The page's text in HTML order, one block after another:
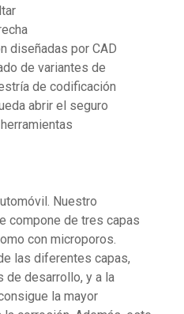
diseñadas por CAD
de variantes de
de codificación
abrir el seguro
Nuestro
compone de tres capas
con microporos.
las diferentes capas,
de desarrollo, y a la
la mayor